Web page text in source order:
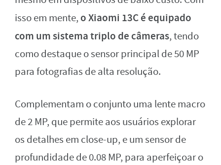
isso em mente, o Xiaomi 13C é equipado
com um sistema triplo de câmeras, tendo
como destaque o sensor principal de 50 MP
para fotografias de alta resolução.
Complementam o conjunto uma lente macro
de 2 MP, que permite aos usuários explorar
os detalhes em close-up, e um sensor de
profundidade de 0.08 MP, para aperfeiçoar o